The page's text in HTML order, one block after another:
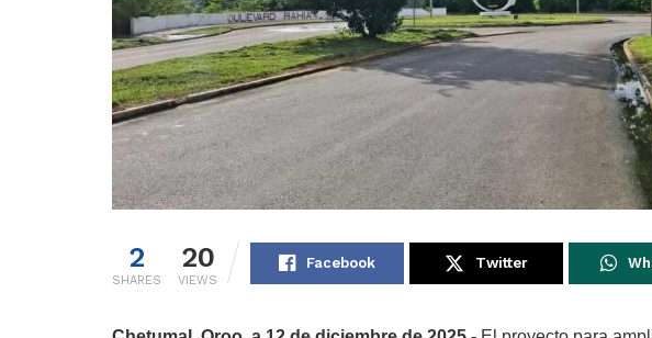
2
SHARES
20
VIEWS
Facebook Twitter